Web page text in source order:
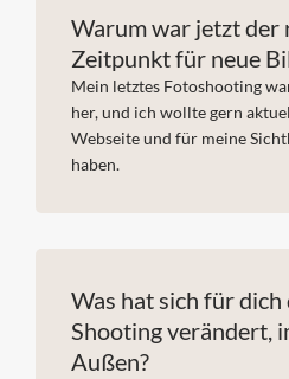
Warum war jetzt der
Zeitpunkt für neue
Mein letztes Fotoshooting
her, und ich wollte gern
Webseite und für meine
haben.
Was hat sich für dich
Shooting verändert,
Außen?